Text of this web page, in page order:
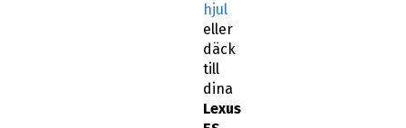
hjul
eller
däck
till
dina
Lexus